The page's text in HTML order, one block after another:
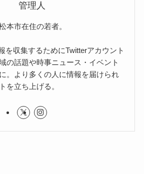
管理人
本市在住の若者。
を収集するためにTwitterアカウント
の話題や時事ニュース・イベント
。より多くの人に情報を届けられ
を立ち上げる。